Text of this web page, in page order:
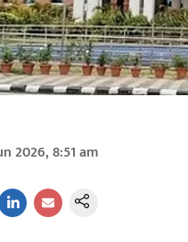
2026, 8:51 am